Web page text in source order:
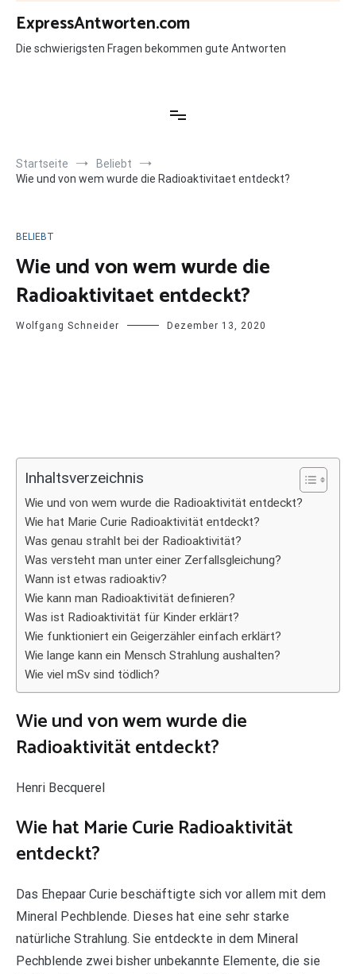
Zum
Inhalt
springen
ExpressAntworten.com
Die schwierigsten Fragen bekommen gute Antworten
Startseite
Beliebt
Wie und von wem wurde die Radioaktivitaet entdeckt?
BELIEBT
Wie und von wem wurde die
Radioaktivitaet entdeckt?
Wolfgang Schneider Dezember 13, 2020
Inhaltsverzeichnis
Wie und von wem wurde die Radioaktivität entdeckt?
Wie hat Marie Curie Radioaktivität entdeckt?
Was genau strahlt bei der Radioaktivität?
Was versteht man unter einer Zerfallsgleichung?
Wann ist etwas radioaktiv?
Wie kann man Radioaktivität definieren?
Was ist Radioaktivität für Kinder erklärt?
Wie funktioniert ein Geigerzähler einfach erklärt?
Wie lange kann ein Mensch Strahlung aushalten?
Wie viel mSv sind tödlich?
Wie und von wem wurde die
Radioaktivität entdeckt?
Henri Becquerel
Wie hat Marie Curie Radioaktivität
entdeckt?
Das Ehepaar Curie beschäftigte sich vor allem mit dem
Mineral Pechblende. Dieses hat eine sehr starke
natürliche Strahlung. Sie entdeckte in dem Mineral
Pechblende zwei bisher unbekannte Elemente, die sie